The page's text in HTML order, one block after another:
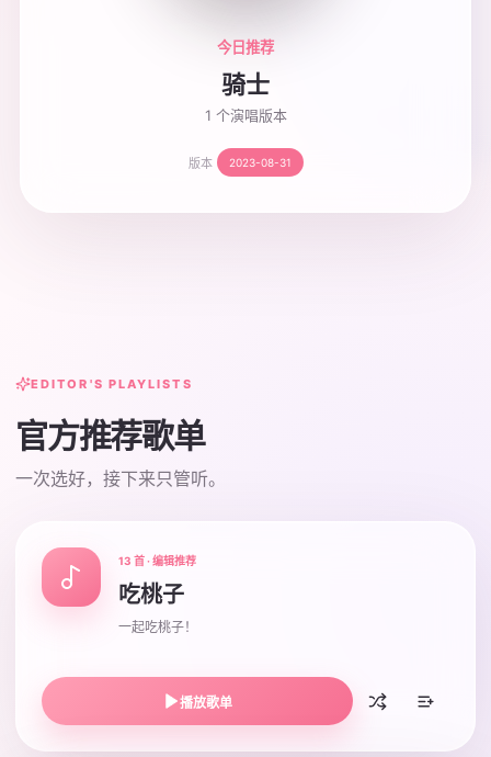
今日推荐
骑士
1 个演唱版本
版本 2023-08-31
EDITOR'S PLAYLISTS
官方推荐歌单
一次选好，接下来只管听。
13 首 · 编辑推荐
吃桃子
一起吃桃子！
播放歌单